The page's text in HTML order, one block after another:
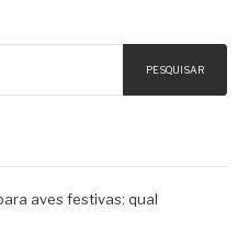
PESQUISAR
aves festivas: qual